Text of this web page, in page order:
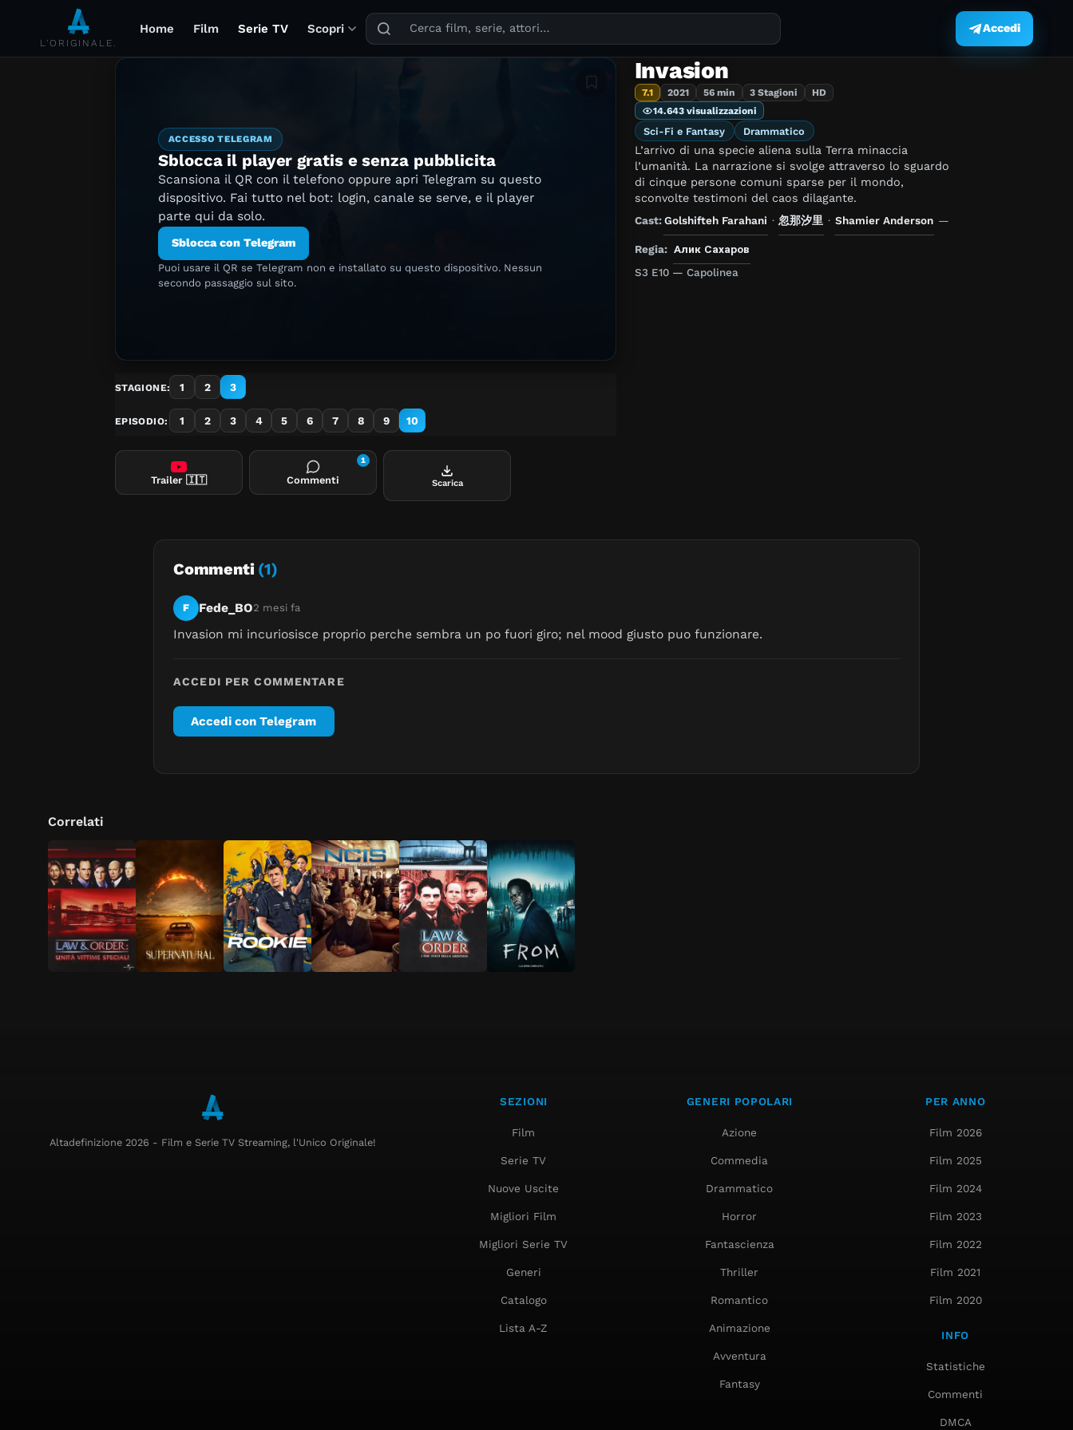
L'ORIGINALE.
Home Film Serie TV Scopri
Puoi cercare film, serie TV, attori, registi, generi e temi.
Accedi
ACCESSO TELEGRAM
Sblocca il player gratis e senza pubblicita
Scansiona il QR con il telefono oppure apri Telegram su questo
dispositivo. Fai tutto nel bot: login, canale se serve, e il player
parte qui da solo.
Sblocca con Telegram
Puoi usare il QR se Telegram non e installato su questo dispositivo. Nessun
secondo passaggio sul sito.
Aggiungi in lista
STAGIONE: 1 2 3
EPISODIO: 1 2 3 4 5 6 7 8 9 10
Invasion
7.1 2021 56 min 3 Stagioni
HD
14.643 visualizzazioni
Sci-Fi e Fantasy Drammatico
L’arrivo di una specie aliena sulla Terra minaccia
l’umanità. La narrazione si svolge attraverso lo sguardo
di cinque persone comuni sparse per il mondo,
sconvolte testimoni del caos dilagante.
Cast: Golshifteh Farahani · 忽那汐里 · Shamier Anderson —
Regia: Алик Сахаров
S3 E10 — Capolinea
Trailer 🇮🇹 Commenti
1
Scarica
Commenti (1)
F Fede_BO2 mesi fa
Invasion mi incuriosisce proprio perche sembra un po fuori giro; nel mood giusto puo funzionare.
ACCEDI PER COMMENTARE
Accedi con Telegram
Correlati
Altadefinizione 2026 - Film e Serie TV Streaming, l'Unico Originale!
SEZIONI
Film
Serie TV
Nuove Uscite
Migliori Film
Migliori Serie TV
Generi
Catalogo
Lista A-Z
GENERI POPOLARI
Azione
Commedia
Drammatico
Horror
Fantascienza
Thriller
Romantico
Animazione
Avventura
Fantasy
PER ANNO
Film 2026
Film 2025
Film 2024
Film 2023
Film 2022
Film 2021
Film 2020
INFO
Statistiche
Commenti
DMCA